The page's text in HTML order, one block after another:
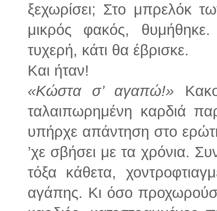
ξεχωρίσει; Στο μπρελόκ
μικρός φακός,
τυχερή, κάτι θα έβρισκε.
Και ήταν!
«Κώστα σ’ αγαπώ!»
ταλαιπωρημένη καρδιά
υπήρχε απάντηση στο
’χε σβήσει με τα χρόνια.
τόξα κάθετα,
αγάπης. Κι όσο